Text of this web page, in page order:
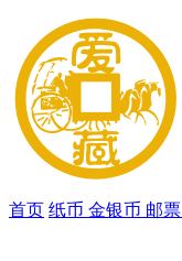
首页 纸币 金银币 邮票